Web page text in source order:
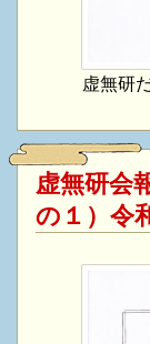
虚無研
虚無研会
の１）令